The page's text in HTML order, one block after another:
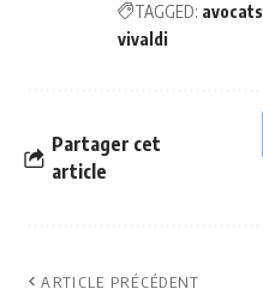
TAGGED: avocats
vivaldi
Partager cet
article
ARTICLE PRÉCÉDENT